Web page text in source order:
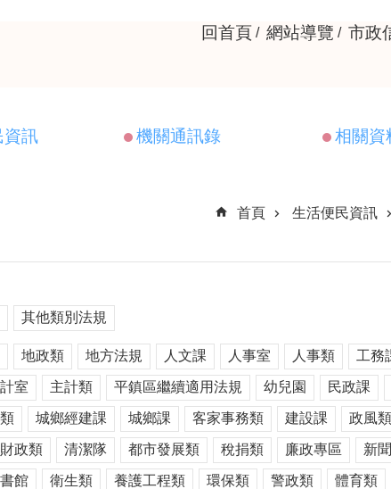
回首頁 網站導覽 市政
資訊 機關通訊錄 相關資
首頁
生活便民資訊
其他類別法規
地政類 地方法規 人文課 人事室 人事類 工務
室 主計類 平鎮區繼續適用法規 幼兒園 民政課
城鄉經建課 城鄉課 客家事務類 建設課 政風類
財政類 清潔隊 都市發展類 稅捐類 廉政專區 新
館 衛生類 養護工程類 環保類 警政類 體育類